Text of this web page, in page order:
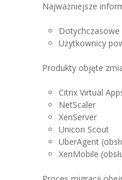
Najważniejsze
Dotychczasowe
Użytkownicy
Produkty objęte
Citrix Virtual
NetScaler
XenServer
Unicon Scout
UberAgent
XenMobile